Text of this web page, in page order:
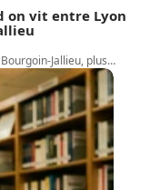
on vit entre Lyon
Jallieu, plus…